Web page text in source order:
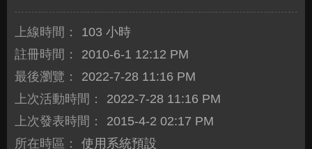
上線時間：
103 小時
註冊時間：
2010-6-1 12:12 PM
最後瀏覽：
2022-7-28 11:16 PM
上次活動時間：
2022-7-28 11:16 PM
上次發表時間：
2015-4-2 02:17 PM
所在時區：
使用系統預設